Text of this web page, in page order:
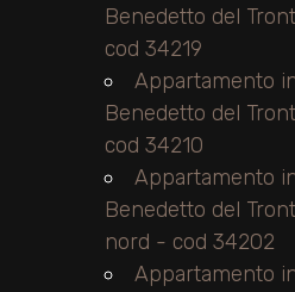
Benedetto del
cod 34219
Appartamento
Benedetto del
cod 34210
Appartamento
Benedetto del
nord - cod 34202
Appartamento